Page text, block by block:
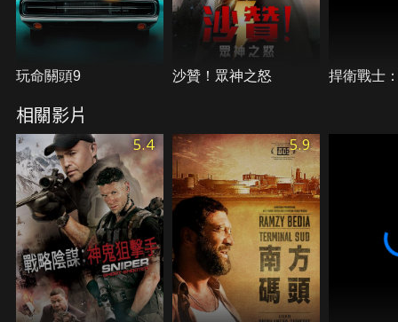
玩命關頭9 沙贊！眾神之怒 捍衛戰士
相關影片
5.4 5.9